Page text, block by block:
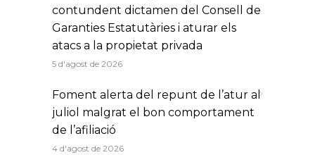
contundent dictamen del Consell de
Garanties Estatutàries i aturar els
atacs a la propietat privada
5 d'agost de 2026
Foment alerta del repunt de l’atur al
juliol malgrat el bon comportament
de l’afiliació
4 d'agost de 2026